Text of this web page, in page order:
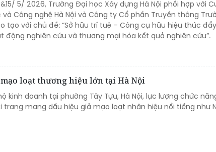
5/ 2026, Trường Đại học Xây dựng Hà Nội phối hợp với
và Công nghệ Hà Nội và Công ty Cổ phần Truyền thông
tạo với chủ đề: “Sở hữu trí tuệ – Công cụ hữu hiệu thúc
động nghiên cứu và thương mại hóa kết quả nghiên cứu”.
loạt thương hiệu lớn tại Hà Nội
kinh doanh tại phường Tây Tựu, Hà Nội, lực lượng chức
mang dấu hiệu giả mạo loạt nhãn hiệu nổi tiếng như